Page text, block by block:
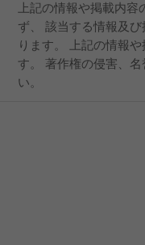
上記の情報や掲載内
ず、 該当する情報及
ります。 上記の情報
す。 著作権の侵害、
い。